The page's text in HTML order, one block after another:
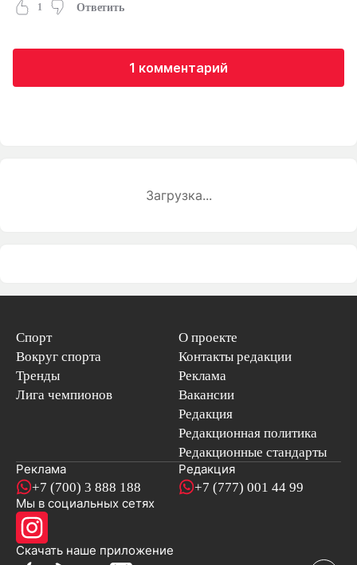
1 Ответить
1 комментарий
Загрузка...
Спорт
Вокруг спорта
Тренды
Лига чемпионов
О проекте
Контакты редакции
Реклама
Вакансии
Редакция
Редакционная политика
Редакционные стандарты
Реклама
+7 (700) 3 888 188
Редакция
+7 (777) 001 44 99
Мы в социальных сетях
Скачать наше приложениеновостей